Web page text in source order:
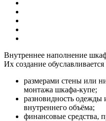
Внутреннее наполнение
Их создание
размерами стены или
монтажа шкафа-купе;
разновидность одежды
внутреннего объёма;
финансовые средства,